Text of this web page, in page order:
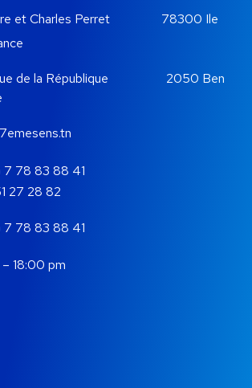
et Charles Perret 78300 Ile
de la République 2050 Ben
78 83 88 41
28 82
78 83 88 41
18:00 pm